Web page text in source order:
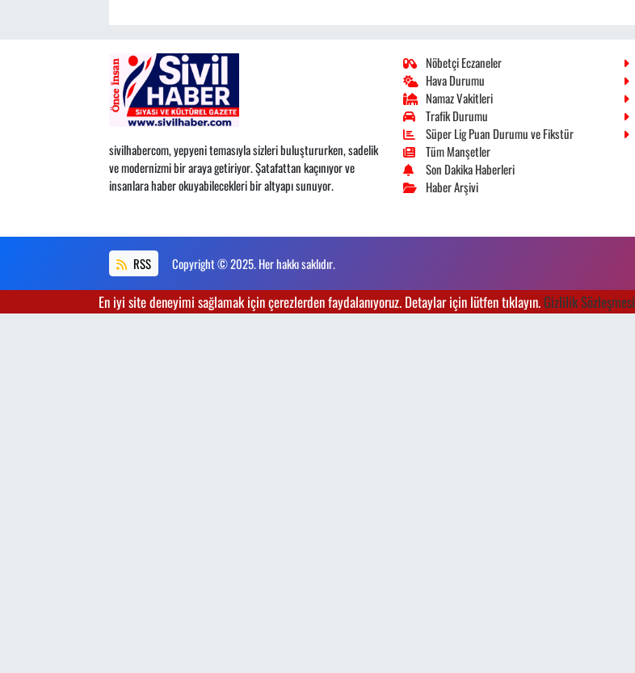
sivilhabercom, yepyeni temasıyla sizleri buluştururken, sadelik
ve modernizmi bir araya getiriyor. Şatafattan kaçınıyor ve
insanlara haber okuyabilecekleri bir altyapı sunuyor.
Nöbetçi Eczaneler
Hava Durumu
Namaz Vakitleri
Trafik Durumu
Süper Lig Puan Durumu ve Fikstür
Tüm Manşetler
Son Dakika Haberleri
Haber Arşivi
RSS Copyright © 2025. Her hakkı saklıdır.
En iyi site deneyimi sağlamak için çerezlerden faydalanıyoruz. Detaylar için lütfen tıklayın.Gizlilik Sözleşmesi